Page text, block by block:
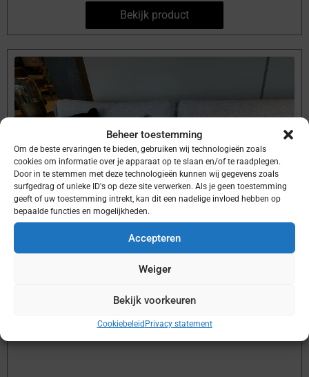
Beheer toestemming
Om de beste ervaringen te bieden, gebruiken wij technologieën zoals
cookies om informatie over je apparaat op te slaan en/of te raadplegen.
Door in te stemmen met deze technologieën kunnen wij gegevens zoals
surfgedrag of unieke ID's op deze site verwerken. Als je geen toestemming
geeft of uw toestemming intrekt, kan dit een nadelige invloed hebben op
bepaalde functies en mogelijkheden.
Accepteren
Weiger
Bekijk voorkeuren
Cookiebeleid Privacy statement
Bekijk product